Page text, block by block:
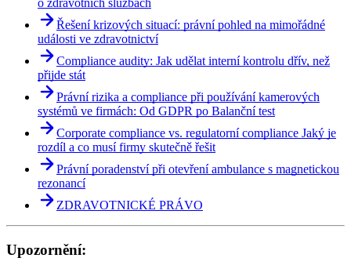
o zdravotních službách
Řešení krizových situací: právní pohled na mimořádné
události ve zdravotnictví
Compliance audity: Jak udělat interní kontrolu dřív, než
přijde stát
Právní rizika a compliance při používání kamerových
systémů ve firmách: Od GDPR po Balanční test
Corporate compliance vs. regulatorní compliance Jaký je
rozdíl a co musí firmy skutečně řešit
Právní poradenství při otevření ambulance s magnetickou
rezonancí
ZDRAVOTNICKÉ PRÁVO
Upozornění: